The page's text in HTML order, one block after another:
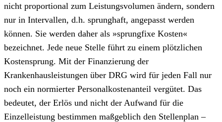
nicht proportional zum Leistungsvolumen ändern, sondern
nur in Intervallen, d.h. sprunghaft, angepasst werden
können. Sie werden daher als »sprungfixe Kosten«
bezeichnet. Jede neue Stelle führt zu einem plötzlichen
Kostensprung. Mit der Finanzierung der
Krankenhausleistungen über DRG wird für jeden Fall nur
noch ein normierter Personalkostenanteil vergütet. Das
bedeutet, der Erlös und nicht der Aufwand für die
Einzelleistung bestimmen maßgeblich den Stellenplan –